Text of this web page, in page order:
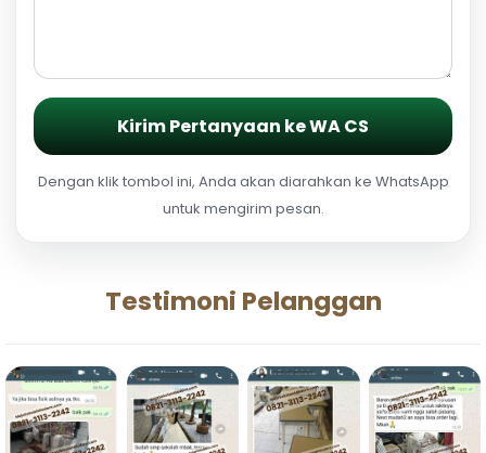
Kirim Pertanyaan ke WA CS
Dengan klik tombol ini, Anda akan diarahkan ke WhatsApp
untuk mengirim pesan.
Testimoni Pelanggan